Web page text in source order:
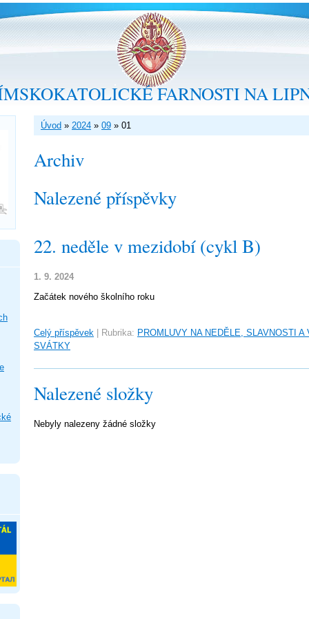
FARNOSTI NA
Úvod » 2024 » 09 » 01
Archiv
Nalezené příspěvky
22. neděle v mezidobí (cykl B)
1. 9. 2024
Začátek nového školního roku
Celý příspěvek Rubrika: PROMLUVY NA NEDĚLE, SLAVNOSTI A
SVÁTKY
Nalezené složky
Nebyly nalezeny žádné složky